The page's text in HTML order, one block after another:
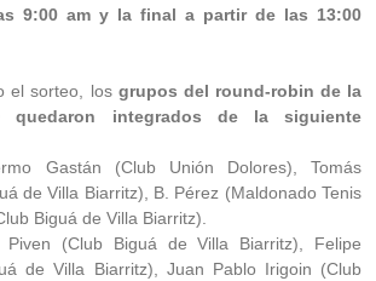
9:00 am y la final a partir de las 13:00
el sorteo, los grupos del round-robin de la
quedaron integrados de la siguiente
Gastán (Club Unión Dolores), Tomás
de Villa Biarritz), B. Pérez (Maldonado Tenis
Biguá de Villa Biarritz).
Piven (Club Biguá de Villa Biarritz), Felipe
de Villa Biarritz), Juan Pablo Irigoin (Club